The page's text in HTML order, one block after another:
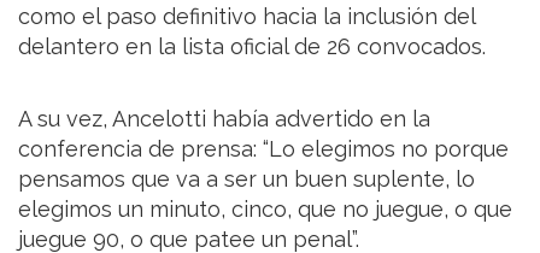
como el paso definitivo hacia la inclusión del
delantero en la lista oficial de 26 convocados.
A su vez, Ancelotti había advertido en la
conferencia de prensa: “Lo elegimos no porque
pensamos que va a ser un buen suplente, lo
elegimos un minuto, cinco, que no juegue, o que
juegue 90, o que patee un penal”.